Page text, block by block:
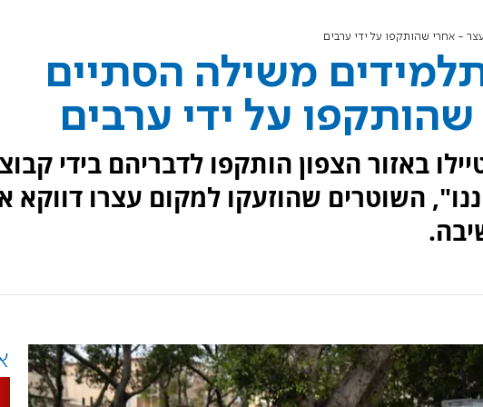
- אחרי שהותקפו על ידי ערבים
משילה הסתיים
על ידי ערבים
באזור הצפון הותקפו לדבריהם בידי
השוטרים שהוזעקו למקום עצרו דווקא